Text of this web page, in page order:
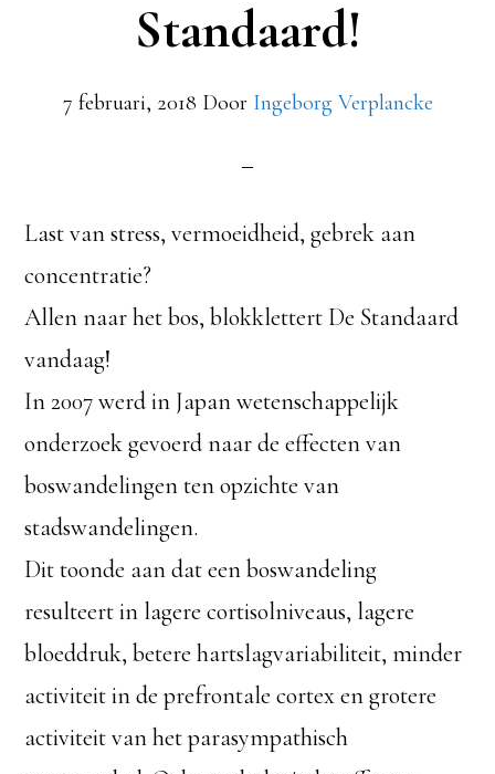
Standaard!
7 februari, 2018 Door Ingeborg Verplancke
Last van stress, vermoeidheid, gebrek aan
concentratie?
Allen naar het bos, blokklettert De Standaard
vandaag!
In 2007 werd in Japan wetenschappelijk
onderzoek gevoerd naar de effecten van
boswandelingen ten opzichte van
stadswandelingen.
Dit toonde aan dat een boswandeling
resulteert in lagere cortisolniveaus, lagere
bloeddruk, betere hartslagvariabiliteit, minder
activiteit in de prefrontale cortex en grotere
activiteit van het parasympathisch